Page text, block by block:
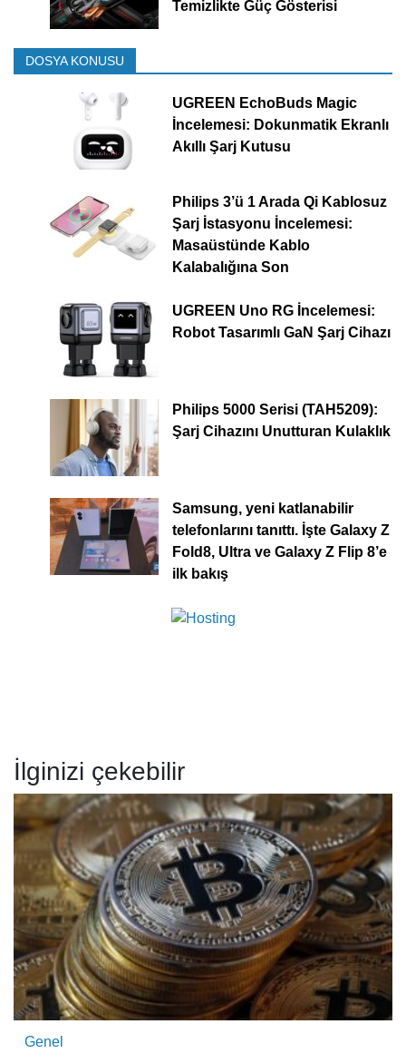
Temizlikte Güç Gösterisi
DOSYA KONUSU
UGREEN EchoBuds Magic
İncelemesi: Dokunmatik Ekranlı
Akıllı Şarj Kutusu
Philips 3’ü 1 Arada Qi Kablosuz
Şarj İstasyonu İncelemesi:
Masaüstünde Kablo
Kalabalığına Son
UGREEN Uno RG İncelemesi:
Robot Tasarımlı GaN Şarj Cihazı
Philips 5000 Serisi (TAH5209):
Şarj Cihazını Unutturan Kulaklık
Samsung, yeni katlanabilir
telefonlarını tanıttı. İşte Galaxy Z
Fold8, Ultra ve Galaxy Z Flip 8’e
ilk bakış
İlginizi çekebilir
Genel